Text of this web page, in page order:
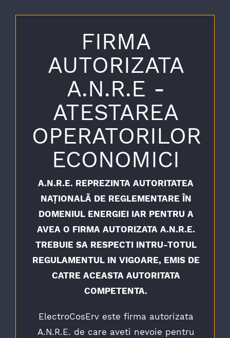
FIRMA
AUTORIZATA
A.N.R.E -
ATESTAREA
OPERATORILOR
ECONOMICI
A.N.R.E. REPREZINTA AUTORITATEA
NAŢIONALĂ DE REGLEMENTARE ÎN
DOMENIUL ENERGIEI IAR PENTRU A
AVEA O FIRMA AUTORIZATA A.N.R.E.
TREBUIE SA RESPECTI INTRU-TOTUL
REGULAMENTUL IN VIGOARE, EMIS DE
CATRE ACEASTA AUTORITATA
COMPETENTA.
ElectroCosErv este firma autorizata
A.N.R.E. de care aveti nevoie pentru